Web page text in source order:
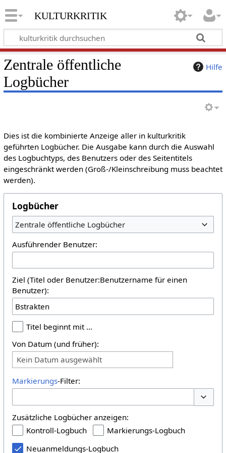
kulturkritik
Hilfe
Zentrale öffentliche
Logbücher
Dies ist die kombinierte Anzeige aller in kulturkritik
geführten Logbücher. Die Ausgabe kann durch die Auswahl
des Logbuchtyps, des Benutzers oder des Seitentitels
eingeschränkt werden (Groß-/Kleinschreibung muss beachtet
werden).
Logbücher
Zentrale öffentliche Logbücher
Ausführender Benutzer:
Ziel (Titel oder Benutzer:Benutzername für einen
Benutzer):
Titel beginnt mit …
Von Datum (und früher):
Kein Datum ausgewählt
Markierungs-Filter:
Zusätzliche Logbücher anzeigen:
Kontroll-Logbuch
Markierungs-Logbuch
Neuanmeldungs-Logbuch